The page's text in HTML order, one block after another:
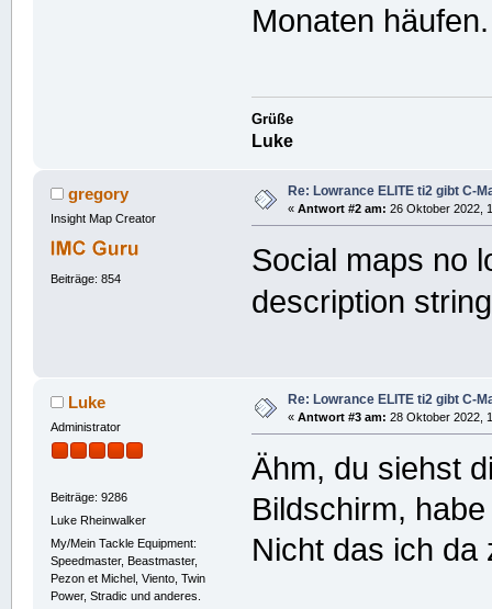
Monaten häufen.
Grüße
Luke
gregory
Insight Map Creator
Beiträge: 854
Re: Lowrance ELITE ti2 gibt C-
« Antwort #2 am: 26 Oktober 2022,
Social maps no
description
Luke
Administrator
Beiträge: 9286
Luke Rheinwalker
My/Mein Tackle Equipment:
Speedmaster, Beastmaster,
Pezon et Michel, Viento, Twin
Power, Stradic und anderes.
Re: Lowrance ELITE ti2 gibt C-
« Antwort #3 am: 28 Oktober 2022,
Ähm, du siehst
Bildschirm,
Nicht das ich da